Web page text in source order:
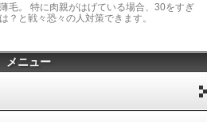
毛。 特に肉親がはげている場合、30をすぎ
？と戦々恐々の人対策できます。
メニュー